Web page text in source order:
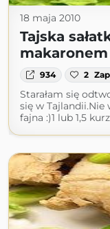
18 maja 2010
Tajska
934 2
Starałam się
się w Tajlandii.Nie
fajna :)1 lub 1,5